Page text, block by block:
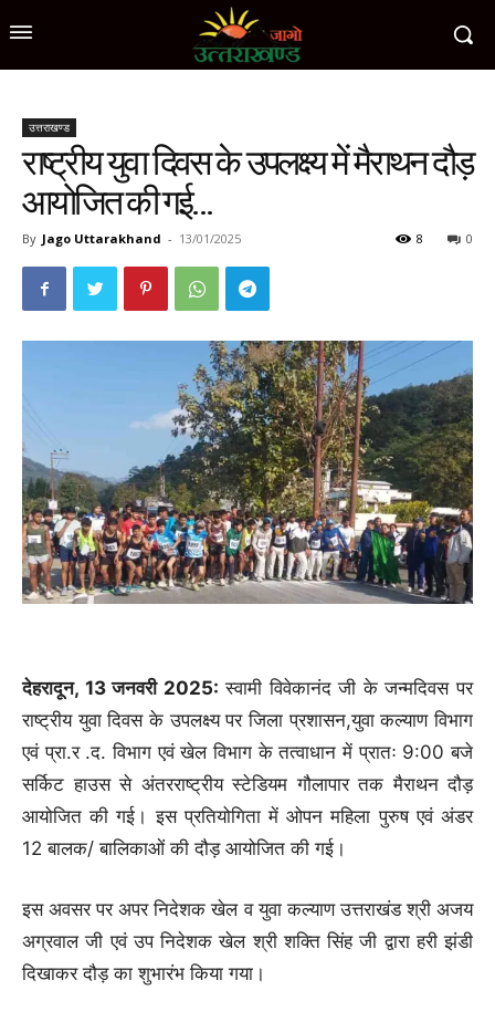
उत्तराखण्ड
राष्ट्रीय युवा दिवस के उपलक्ष्य में मैराथन दौड़
आयोजित की गई…
By Jago Uttarakhand - 13/01/2025 0
8
देहरादून, 13 जनवरी 2025: स्वामी विवेकानंद जी के जन्मदिवस पर
राष्ट्रीय युवा दिवस के उपलक्ष्य पर जिला प्रशासन,युवा कल्याण विभाग
एवं प्रा.र .द. विभाग एवं खेल विभाग के तत्वाधान में प्रातः 9:00 बजे
सर्किट हाउस से अंतरराष्ट्रीय स्टेडियम गौलापार तक मैराथन दौड़
आयोजित की गई। इस प्रतियोगिता में ओपन महिला पुरुष एवं अंडर
12 बालक/ बालिकाओं की दौड़ आयोजित की गई।
इस अवसर पर अपर निदेशक खेल व युवा कल्याण उत्तराखंड श्री अजय
अग्रवाल जी एवं उप निदेशक खेल श्री शक्ति सिंह जी द्वारा हरी झंडी
दिखाकर दौड़ का शुभारंभ किया गया।